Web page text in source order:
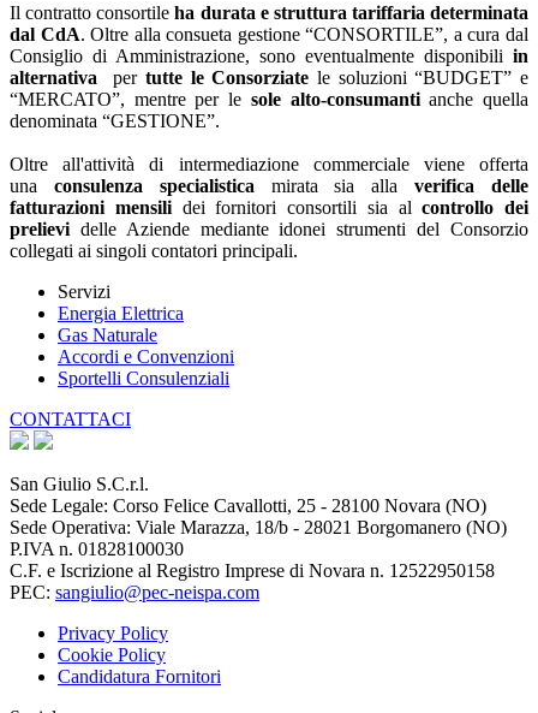
Il contratto consortileha durata e struttura tariffaria determinata
dal CdA. Oltre alla consueta gestione “CONSORTILE”, a cura dal
Consiglio di Amministrazione, sono eventualmente disponibili in
alternativa per tutte le Consorziate le soluzioni “BUDGET” e
“MERCATO”, mentre per le sole alto-consumantianche quella
denominata “GESTIONE”.
Oltre all'attività di intermediazione commerciale viene offerta
una consulenza specialistica mirata sia allaverifica delle
fatturazioni mensilidei fornitori consortili sia alcontrollo dei
prelievi delle Aziende mediante idonei strumenti del Consorzio
collegati ai singoli contatori principali.
Servizi
Energia Elettrica
Gas Naturale
Accordi e Convenzioni
Sportelli Consulenziali
CONTATTACI
San Giulio S.C.r.l.
Sede Legale: Corso Felice Cavallotti, 25 - 28100 Novara (NO)
Sede Operativa: Viale Marazza, 18/b - 28021 Borgomanero (NO)
P.IVA n. 01828100030
C.F. e Iscrizione al Registro Imprese di Novara n. 12522950158
PEC: sangiulio@pec-neispa.com
Privacy Policy
Cookie Policy
Candidatura Fornitori